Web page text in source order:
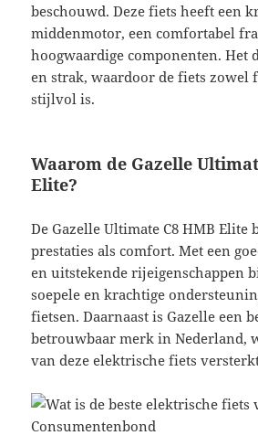
beschouwd. Deze fiets heeft een
middenmotor, een comfortabel
hoogwaardige componenten. Het
en strak, waardoor de fiets zowel
stijlvol is.
Waarom de Gazelle
Elite?
De Gazelle Ultimate C8 HMB
prestaties als comfort. Met een
en uitstekende rijeigenschappen
soepele en krachtige
fietsen. Daarnaast is Gazelle een
betrouwbaar merk in Nederland,
van deze elektrische fiets